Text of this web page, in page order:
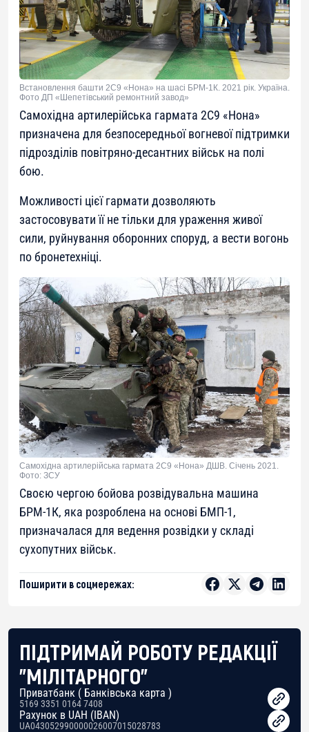
Встановлення башти 2С9 «Нона» на шасі БРМ-1К. 2021 рік. Україна.
Фото ДП «Шепетівський ремонтний завод»
Самохідна артилерійська гармата 2С9 «Нона»
призначена для безпосередньої вогневої підтримки
підрозділів повітряно-десантних військ на полі
бою.
Можливості цієї гармати дозволяють
застосовувати її не тільки для ураження живої
сили, руйнування оборонних споруд, а вести вогонь
по бронетехніці.
Самохідна артилерійська гармата 2С9 «Нона» ДШВ. Січень 2021.
Фото: ЗСУ
Своєю чергою бойова розвідувальна машина
БРМ-1К, яка розроблена на основі БМП-1,
призначалася для ведення розвідки у складі
сухопутних військ.
Поширити в соцмережах:
ПІДТРИМАЙ РОБОТУ РЕДАКЦІЇ
"МІЛІТАРНОГО"
Приватбанк ( Банківська карта )
5169 3351 0164 7408
Рахунок в UAH (IBAN)
UA043052990000026007015028783